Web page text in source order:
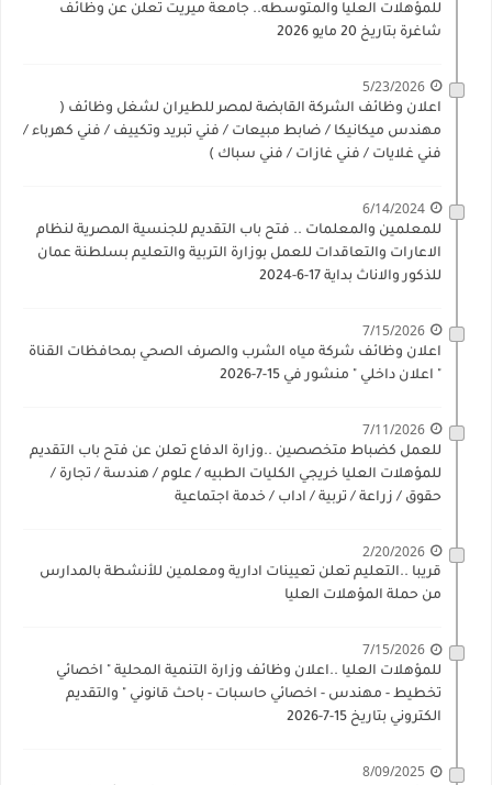
للمؤهلات العليا والمتوسطه.. جامعة ميريت تعلن عن وظائف
شاغرة بتاريخ 20 مايو 2026
5/23/2026
اعلان وظائف الشركة القابضة لمصر للطيران لشغل وظائف (
مهندس ميكانيكا / ضابط مبيعات / فني تبريد وتكييف / فني كهرباء /
فني غلايات / فني غازات / فني سباك )
6/14/2024
للمعلمين والمعلمات .. فتح باب التقديم للجنسية المصرية لنظام
الاعارات والتعاقدات للعمل بوزارة التربية والتعليم بسلطنة عمان
للذكور والاناث بداية 17-6-2024
7/15/2026
اعلان وظائف شركة مياه الشرب والصرف الصحي بمحافظات القناة
" اعلان داخلي " منشور في 15-7-2026
7/11/2026
للعمل كضباط متخصصين ..وزارة الدفاع تعلن عن فتح باب التقديم
للمؤهلات العليا خريجي الكليات الطبيه / علوم / هندسة / تجارة /
حقوق / زراعة / تربية / اداب / خدمة اجتماعية
2/20/2026
قريبا ..التعليم تعلن تعيينات ادارية ومعلمين للأنشطة بالمدارس
من حملة المؤهلات العليا
7/15/2026
للمؤهلات العليا ..اعلان وظائف وزارة التنمية المحلية " اخصائي
تخطيط - مهندس - اخصائي حاسبات - باحث قانوني " والتقديم
الكتروني بتاريخ 15-7-2026
8/09/2025